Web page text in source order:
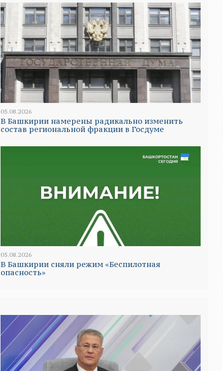
05.08.2026
В Башкирии намерены радикально изменить
состав региональной фракции в Госдуме
05.08.2026
В Башкирии сняли режим «Беспилотная
опасность»